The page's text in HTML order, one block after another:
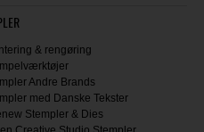
& rengøring
Andre Brands
med Danske Tekster
Stempler & Dies